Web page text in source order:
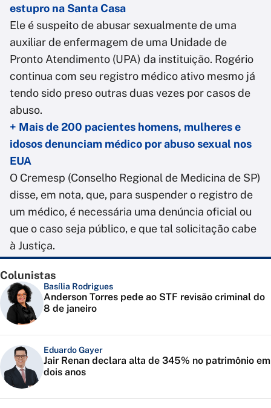
estupro na Santa Casa
Ele é suspeito de abusar sexualmente de uma
auxiliar de enfermagem de uma Unidade de
Pronto Atendimento (UPA) da instituição. Rogério
continua com seu registro médico ativo mesmo já
tendo sido preso outras duas vezes por casos de
abuso.
+ Mais de 200 pacientes homens, mulheres e
idosos denunciam médico por abuso sexual nos
EUA
O Cremesp (Conselho Regional de Medicina de SP)
disse, em nota, que, para suspender o registro de
um médico, é necessária uma denúncia oficial ou
que o caso seja público, e que tal solicitação cabe
à Justiça.
Colunistas
Basília Rodrigues
Anderson Torres pede ao STF revisão criminal do
8 de janeiro
Eduardo Gayer
Jair Renan declara alta de 345% no patrimônio em
dois anos